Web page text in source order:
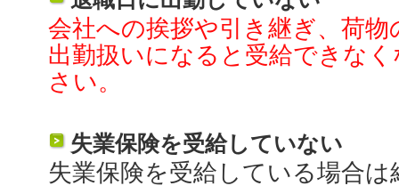
会社への挨拶や引き継ぎ、荷
出勤扱いになると受給できな
さい。
失業保険を受給していない
失業保険を受給している場合